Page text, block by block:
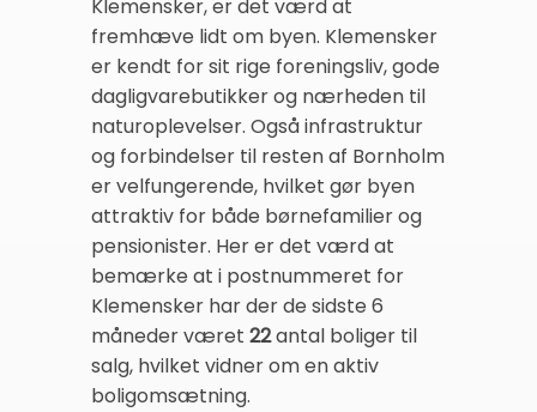
Klemensker, er det værd at
fremhæve lidt om byen. Klemensker
er kendt for sit rige foreningsliv, gode
dagligvarebutikker og nærheden til
naturoplevelser. Også infrastruktur
og forbindelser til resten af Bornholm
er velfungerende, hvilket gør byen
attraktiv for både børnefamilier og
pensionister. Her er det værd at
bemærke at i postnummeret for
Klemensker har der de sidste 6
måneder været 22antal boliger til
salg, hvilket vidner om en aktiv
boligomsætning.